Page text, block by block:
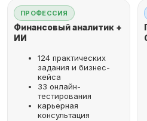
ПРОФЕССИЯ
Финансовый аналитик +
ИИ
124 практических
задания и бизнес-
кейса
33 онлайн-
тестирования
карьерная
консультация